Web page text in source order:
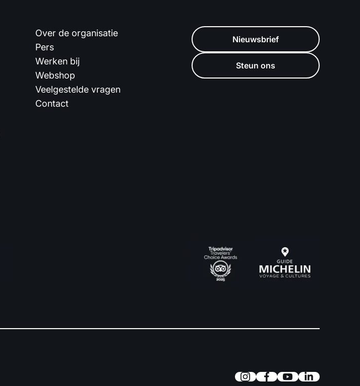
Over de organisatie
Pers
Werken bij
Webshop
Veelgestelde vragen
Contact
Nieuwsbrief
Steun ons